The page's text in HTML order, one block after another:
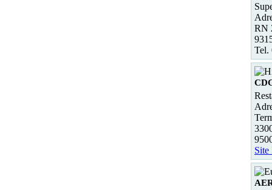
RN
Tel.
Site